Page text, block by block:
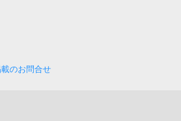
のお問合せ